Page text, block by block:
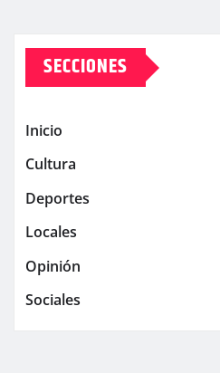
SECCIONES
Inicio
Cultura
Deportes
Locales
Opinión
Sociales